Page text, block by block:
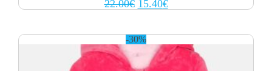
22.00€
price
15.40€
price
-30%